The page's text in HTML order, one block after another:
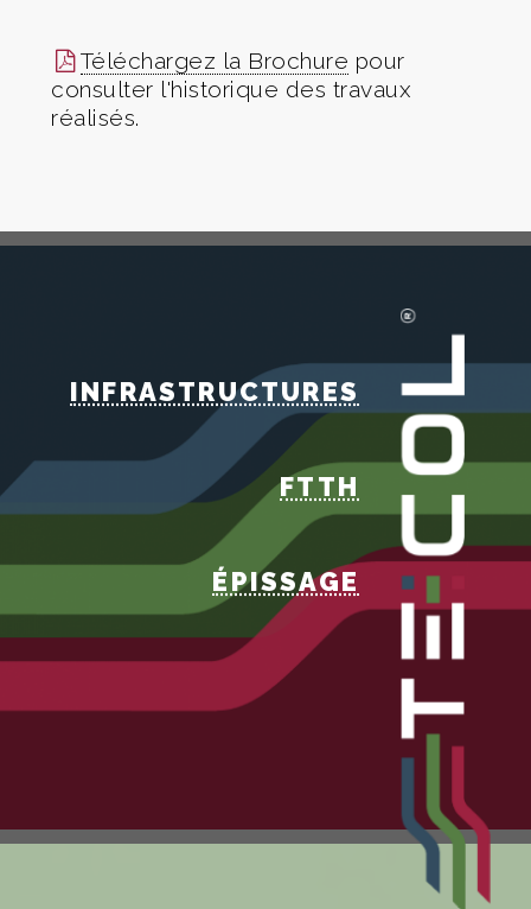
Téléchargez la Brochure pour
consulter l'historique des travaux
réalisés.
INFRASTRUCTURES
FTTH
ÉPISSAGE